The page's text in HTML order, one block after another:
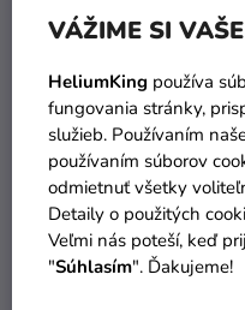
VÁŽIME SI
HeliumKing používa
fungovania stránky,
služieb. Používaním
používaním súborov
odmietnuť všetky
Detaily o použitých
Veľmi nás poteší, keď
"Súhlasím". Ďakujeme!
Fóliový balón
narodeninové číslo 1
ružový 86cm
5,90 €
DO KOŠÍKA